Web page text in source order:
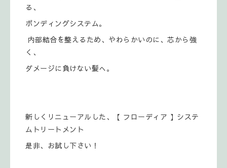
る、
ボンディングシステム。
内部結合を整えるため、やわらかいのに、芯から強
く、
ダメージに負けない髪へ。
新しくリニューアルした、【 フローディア 】システ
ムトリートメント
是非、お試し下さい！